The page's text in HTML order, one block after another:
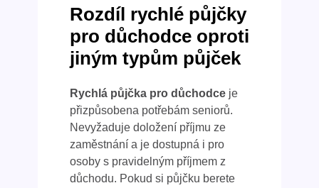
Rozdíl rychlé půjčky
pro důchodce oproti
jiným typům půjček
Rychlá půjčka pro důchodceje
přizpůsobena potřebám seniorů.
Nevyžaduje doložení příjmu ze
zaměstnání a je dostupná i pro
osoby s pravidelným příjmem z
důchodu. Pokud si půjčku berete